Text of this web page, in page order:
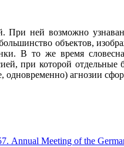
При ней возможно
объектов,
В то же время
при которой
агнозии
Annual Meeting of the